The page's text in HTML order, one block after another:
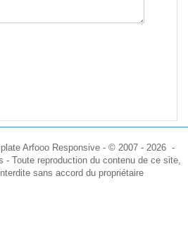
Arfooo Responsive - © 2007 - 2026 -
Toute reproduction du contenu de ce site,
sans accord du propriétaire